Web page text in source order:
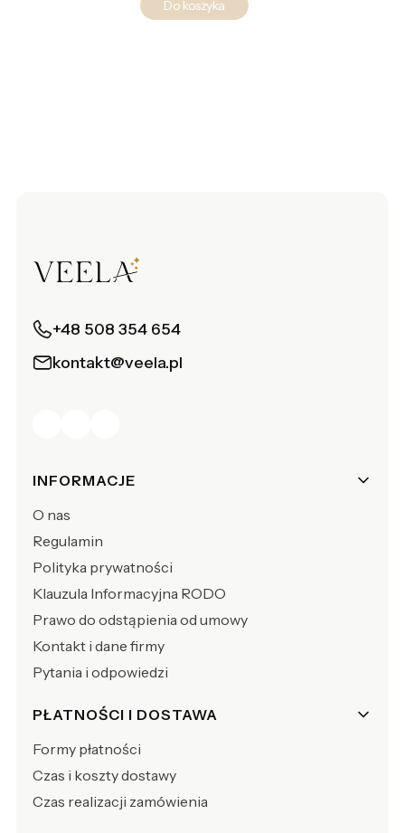
Do koszyka
+48 508 354 654
kontakt@veela.pl
Linki w stopce
INFORMACJE
O nas
Regulamin
Polityka prywatności
Klauzula Informacyjna RODO
Prawo do odstąpienia od umowy
Kontakt i dane firmy
Pytania i odpowiedzi
PŁATNOŚCI I DOSTAWA
Formy płatności
Czas i koszty dostawy
Czas realizacji zamówienia